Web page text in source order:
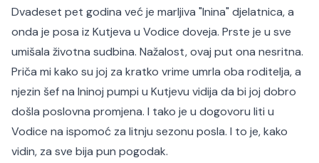
Dvadeset pet godina već je marljiva "Inina" djelatnica, a
onda je posa iz Kutjeva u Vodice doveja. Prste je u sve
umišala životna sudbina. Nažalost, ovaj put ona nesritna.
Priča mi kako su joj za kratko vrime umrla oba roditelja, a
njezin šef na Ininoj pumpi u Kutjevu vidija da bi joj dobro
došla poslovna promjena. I tako je u dogovoru liti u
Vodice na ispomoć za litnju sezonu posla. I to je, kako
vidin, za sve bija pun pogodak.